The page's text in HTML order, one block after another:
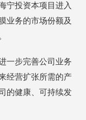
宁投资本项目进入
业务的市场份额及
一步完善公司业务
经营扩张所需的产
的健康、可持续发